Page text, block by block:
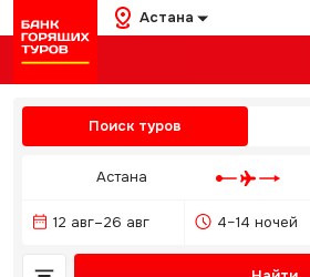
Астана
Поиск туров
Астана
12 авг–26 авг 4–14 ночей